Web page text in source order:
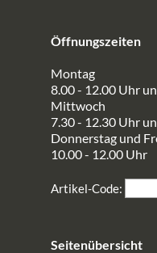
Öffnungszeiten
Montag
8.00 - 12.00 Uhr
Mittwoch
7.30 - 12.30 Uhr
Donnerstag und
10.00 - 12.00 Uhr
Artikel-Code:
Seitenübersicht